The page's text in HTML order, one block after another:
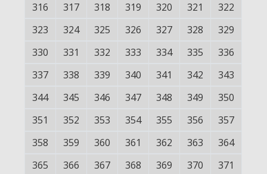
316
317 318 319 320 321
322
323
324 325 326 327 328
329
330
331 332 333 334 335
336
337
338 339 340 341 342
343
344
345 346 347 348 349
350
351
352 353 354 355 356
357
358
359 360 361 362 363
364
365
366 367 368 369 370
371